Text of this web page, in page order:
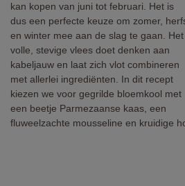
kan kopen van juni tot februari. Het is
dus een perfecte keuze om zomer,
en winter mee aan de slag te gaan. Het
volle, stevige vlees doet denken aan
kabeljauw en laat zich vlot combineren
met allerlei ingrediënten. In dit recept
kiezen we voor gegrilde bloemkool met
een beetje Parmezaanse kaas, een
fluweelzachte mousseline en kruidige